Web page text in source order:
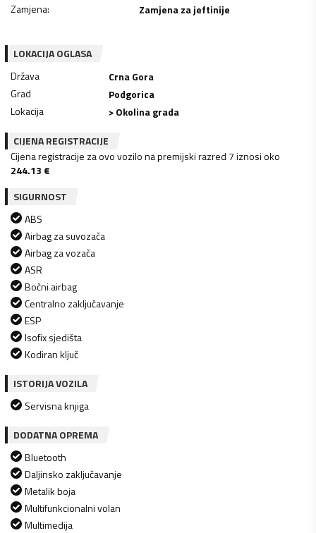
Zamjena: Zamjena za jeftinije
LOKACIJA OGLASA
Država
Crna Gora
Grad
Podgorica
Lokacija
> Okolina grada
CIJENA REGISTRACIJE
Cijena registracije za ovo vozilo na premijski razred 7 iznosi oko
244.13 €
SIGURNOST
ABS
Airbag za suvozača
Airbag za vozača
ASR
Bočni airbag
Centralno zaključavanje
ESP
Isofix sjedišta
Kodiran ključ
ISTORIJA VOZILA
Servisna knjiga
DODATNA OPREMA
Bluetooth
Daljinsko zaključavanje
Metalik boja
Multifunkcionalni volan
Multimedija